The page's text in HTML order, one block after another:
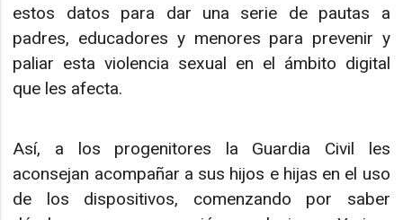
estos datos para dar una serie de pautas a
padres, educadores y menores para prevenir y
paliar esta violencia sexual en el ámbito digital
que les afecta.
Así, a los progenitores la Guardia Civil les
aconsejan acompañar a sus hijos e hijas en el uso
de los dispositivos, comenzando por saber